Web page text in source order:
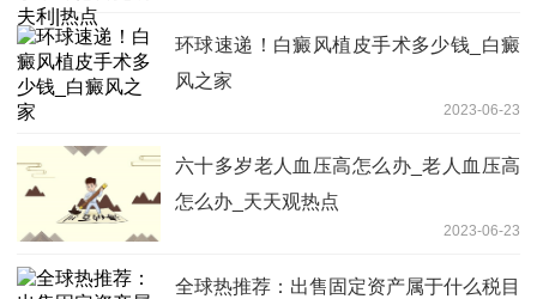
环球速递！白癜风植皮手术多少钱_白癜
风之家
2023-06-23
六十多岁老人血压高怎么办_老人血压高
怎么办_天天观热点
2023-06-23
全球热推荐：出售固定资产属于什么税目